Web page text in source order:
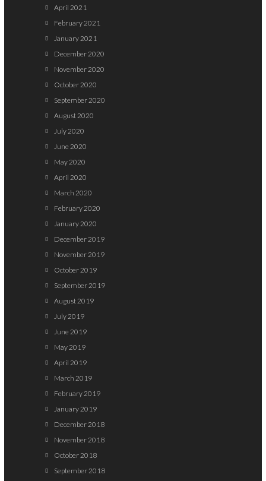
April 2021
February 2021
January 2021
December 2020
November 2020
October 2020
September 2020
August 2020
July 2020
June 2020
May 2020
April 2020
March 2020
February 2020
January 2020
December 2019
November 2019
October 2019
September 2019
August 2019
July 2019
June 2019
May 2019
April 2019
March 2019
February 2019
January 2019
December 2018
November 2018
October 2018
September 2018